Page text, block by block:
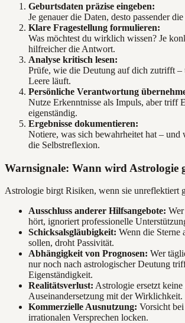
Geburtsdaten präzise eingeben:
Je genauer die Daten, desto passender
Klare Fragestellung formulieren:
Was möchtest du wirklich wissen? Je
hilfreicher die Antwort.
Analyse kritisch lesen:
Prüfe, wie die Deutung auf dich zutrifft –
Leere läuft.
Persönliche Verantwortung
Nutze Erkenntnisse als Impuls, aber triff
eigenständig.
Ergebnisse dokumentieren:
Notiere, was sich bewahrheitet hat – und
die Selbstreflexion.
Warnsignale: Wann wird Astrologie
Astrologie birgt Risiken, wenn sie unreflektiert
Ausschluss anderer Hilfsangebote:
hört, ignoriert professionelle
Schicksalsgläubigkeit: Wenn die Sterne
sollen, droht Passivität.
Abhängigkeit von Prognosen: Wer
nur noch nach astrologischer Deutung
Eigenständigkeit.
Realitätsverlust: Astrologie ersetzt
Auseinandersetzung mit der Wirklichkeit.
Kommerzielle Ausnutzung: Vorsicht
irrationalen Versprechen locken.